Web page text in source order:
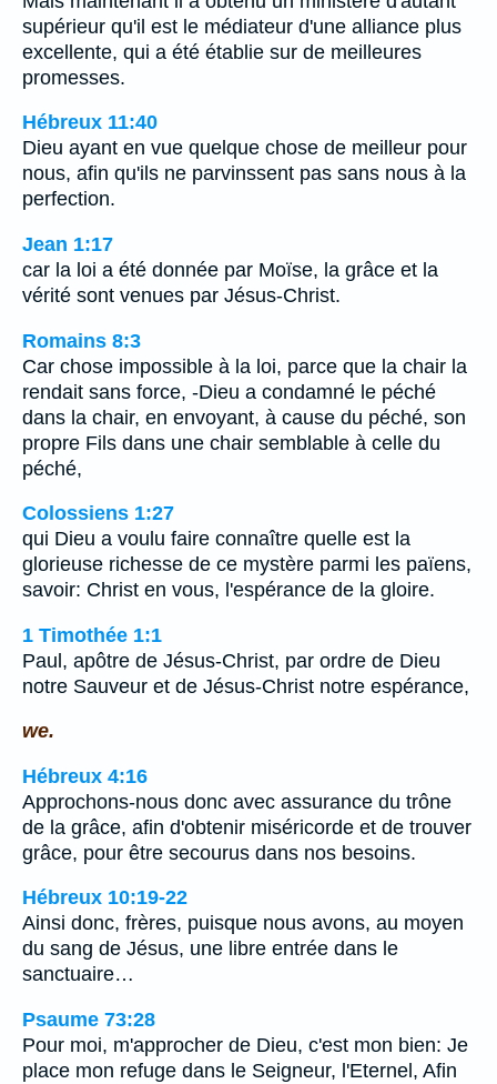
supérieur qu'il est le médiateur d'une alliance plus
excellente, qui a été établie sur de meilleures
promesses.
Hébreux 11:40
Dieu ayant en vue quelque chose de meilleur pour
nous, afin qu'ils ne parvinssent pas sans nous à la
perfection.
Jean 1:17
car la loi a été donnée par Moïse, la grâce et la
vérité sont venues par Jésus-Christ.
Romains 8:3
Car chose impossible à la loi, parce que la chair la
rendait sans force, -Dieu a condamné le péché
dans la chair, en envoyant, à cause du péché, son
propre Fils dans une chair semblable à celle du
péché,
Colossiens 1:27
qui Dieu a voulu faire connaître quelle est la
glorieuse richesse de ce mystère parmi les païens,
savoir: Christ en vous, l'espérance de la gloire.
1 Timothée 1:1
Paul, apôtre de Jésus-Christ, par ordre de Dieu
notre Sauveur et de Jésus-Christ notre espérance,
we.
Hébreux 4:16
Approchons-nous donc avec assurance du trône
de la grâce, afin d'obtenir miséricorde et de trouver
grâce, pour être secourus dans nos besoins.
Hébreux 10:19-22
Ainsi donc, frères, puisque nous avons, au moyen
du sang de Jésus, une libre entrée dans le
sanctuaire…
Psaume 73:28
Pour moi, m'approcher de Dieu, c'est mon bien: Je
place mon refuge dans le Seigneur, l'Eternel, Afin